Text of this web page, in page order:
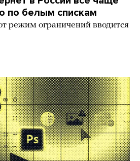
по белым спискам
режим ограничений вводится